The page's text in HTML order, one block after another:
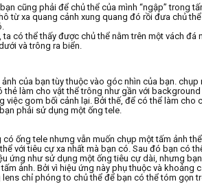
cũng phải để chủ thể của mình “ngập” trong
từ xa quang cảnh xung quang đó rồi đưa chủ
ta có thể thấy được chủ thể nằm trên một vách đá
và trông ra biển.
của bạn tùy thuộc vào góc nhìn của bạn. chụp
thẻ làm cho vật thể trông như gần với background
việc gom bối cảnh lại. Bởi thế, để có thể làm cho
phải sử dụng một ống tele.
có ống tele nhưng vẫn muốn chụp một tấm ảnh
với tiêu cự xa nhất mà bạn có. Sau đó bạn có
ứng như sử dụng một ống tiêu cự dài, nhưng
ảnh. Bởi vì hiệu ứng này phụ thuộc và khoảng
lens chỉ phóng to chủ thể để bạn có thể tóm gọn